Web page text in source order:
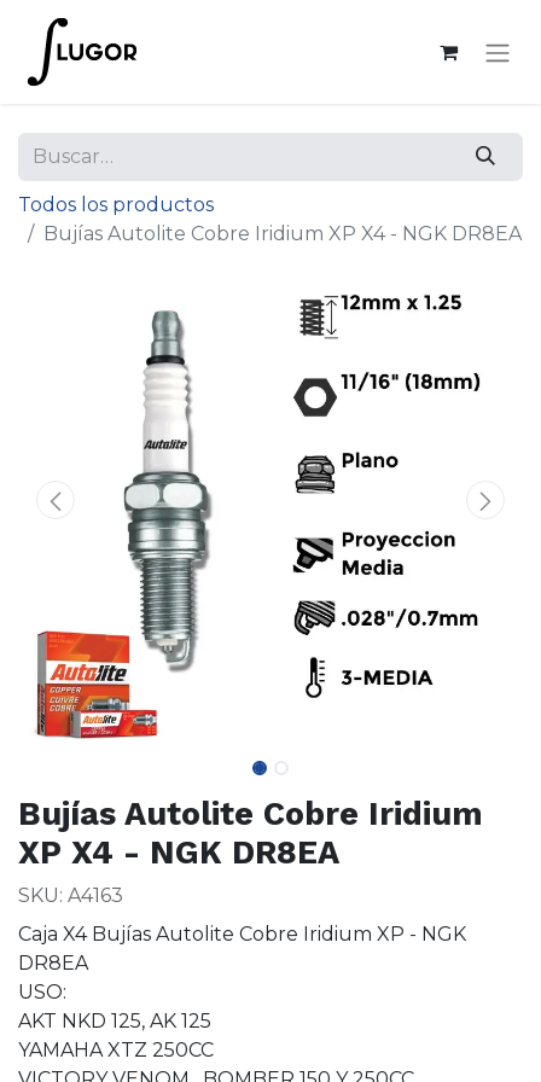
Todos los productos
Bujías Autolite Cobre Iridium XP X4 - NGK DR8EA
Bujías Autolite Cobre Iridium
XP X4 - NGK DR8EA
SKU: A4163
Caja X4 Bujías Autolite Cobre Iridium XP - NGK
DR8EA
USO:
AKT NKD 125, AK 125
YAMAHA XTZ 250CC